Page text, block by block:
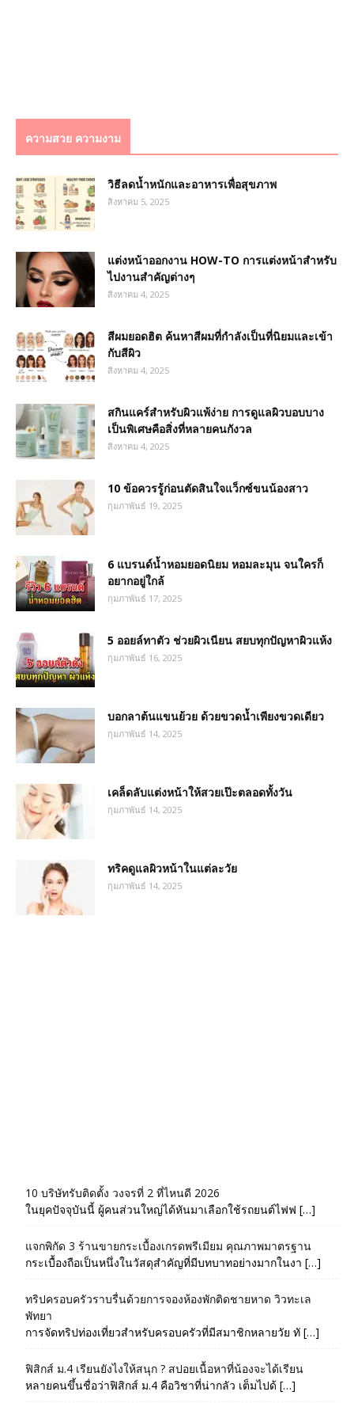
ความสวย ความงาม
วิธีลดน้ำหนักและอาหารเพื่อสุขภาพ
สิงหาคม 5, 2025
แต่งหน้าออกงาน HOW-TO การแต่งหน้าสำหรับ
ไปงานสำคัญต่างๆ
สิงหาคม 4, 2025
สีผมยอดฮิต ค้นหาสีผมที่กำลังเป็นที่นิยมและเข้า
กับสีผิว
สิงหาคม 4, 2025
สกินแคร์สำหรับผิวแพ้ง่าย การดูแลผิวบอบบาง
เป็นพิเศษคือสิ่งที่หลายคนกังวล
สิงหาคม 4, 2025
10 ข้อควรรู้ก่อนตัดสินใจแว็กซ์ขนน้องสาว
กุมภาพันธ์ 19, 2025
6 แบรนด์น้ำหอมยอดนิยม หอมละมุน จนใครก็
อยากอยู่ใกล้
กุมภาพันธ์ 17, 2025
5 ออยล์ทาตัว ช่วยผิวเนียน สยบทุกปัญหาผิวแห้ง
กุมภาพันธ์ 16, 2025
บอกลาต้นแขนย้วย ด้วยขวดน้ำเพียงขวดเดียว
กุมภาพันธ์ 14, 2025
เคล็ดลับแต่งหน้าให้สวยเป๊ะตลอดทั้งวัน
กุมภาพันธ์ 14, 2025
ทริคดูแลผิวหน้าในแต่ละวัย
กุมภาพันธ์ 14, 2025
10 บริษัทรับติดตั้ง วงจรที่ 2 ที่ไหนดี 2026
ในยุคปัจจุบันนี้ ผู้คนส่วนใหญ่ได้หันมาเลือกใช้รถยนต์ไฟฟ […]
แจกพิกัด 3 ร้านขายกระเบื้องเกรดพรีเมียม คุณภาพมาตรฐาน
กระเบื้องถือเป็นหนึ่งในวัสดุสำคัญที่มีบทบาทอย่างมากในงา […]
ทริปครอบครัวราบรื่นด้วยการจองห้องพักติดชายหาด วิวทะเล
พัทยา
การจัดทริปท่องเที่ยวสำหรับครอบครัวที่มีสมาชิกหลายวัย ทั […]
ฟิสิกส์ ม.4 เรียนยังไงให้สนุก ? สปอยเนื้อหาที่น้องจะได้เรียน
หลายคนขึ้นชื่อว่าฟิสิกส์ ม.4 คือวิชาที่น่ากลัว เต็มไปด้ […]